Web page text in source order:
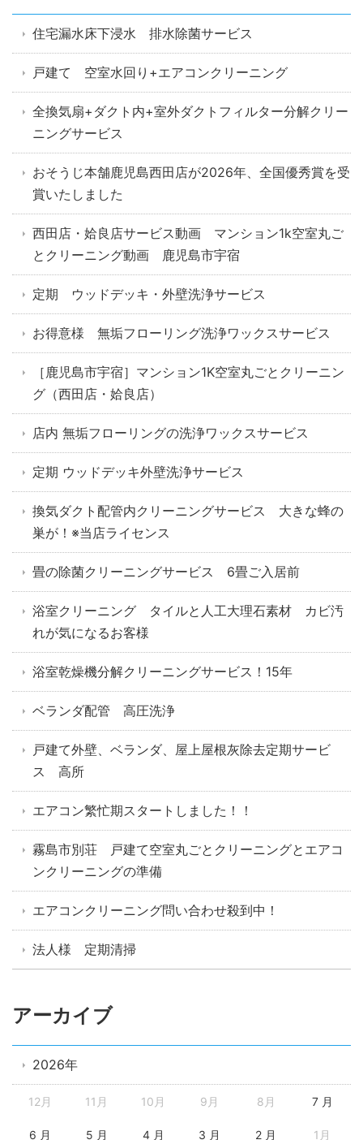
住宅漏水床下浸水 排水除菌サービス
戸建て 空室水回り+エアコンクリーニング
全換気扇+ダクト内+室外ダクトフィルター分解クリー
ニングサービス
おそうじ本舗鹿児島西田店が2026年、全国優秀賞を受
賞いたしました
西田店・姶良店サービス動画 マンション1k空室丸ご
とクリーニング動画 鹿児島市宇宿
定期 ウッドデッキ・外壁洗浄サービス
お得意様 無垢フローリング洗浄ワックスサービス
［鹿児島市宇宿］マンション1K空室丸ごとクリーニン
グ（西田店・姶良店）
店内 無垢フローリングの洗浄ワックスサービス
定期 ウッドデッキ外壁洗浄サービス
換気ダクト配管内クリーニングサービス 大きな蜂の
巣が！※当店ライセンス
畳の除菌クリーニングサービス 6畳ご入居前
浴室クリーニング タイルと人工大理石素材 カビ汚
れが気になるお客様
浴室乾燥機分解クリーニングサービス！15年
ベランダ配管 高圧洗浄
戸建て外壁、ベランダ、屋上屋根灰除去定期サービ
ス 高所
エアコン繁忙期スタートしました！！
霧島市別荘 戸建て空室丸ごとクリーニングとエアコ
ンクリーニングの準備
エアコンクリーニング問い合わせ殺到中！
法人様 定期清掃
アーカイブ
2026年
12月 11月 10月 9月 8月 7 月
6 月 5 月 4 月 3 月 2 月 1月